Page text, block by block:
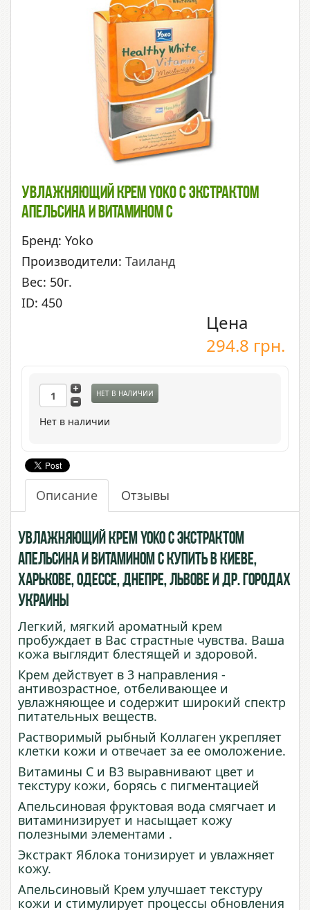
Увлажняющий Крем Yoko С Экстрактом
Апельсина И Витамином С
Бренд: Yoko
Производители: Таиланд
Вес: 50г.
ID: 450
Цена
294.8 грн.
НЕТ В НАЛИЧИИ
Нет в наличии
Описание Отзывы
Увлажняющий крем Yoko с экстрактом
Апельсина и витамином С купить в Киеве,
Харькове, Одессе, Днепре, Львове и др. городах
Украины
Легкий, мягкий ароматный крем
пробуждает в Вас страстные чувства. Ваша
кожа выглядит блестящей и здоровой.
Крем действует в 3 направления -
антивозрастное, отбеливающее и
увлажняющее и содержит широкий спектр
питательных веществ.
Растворимый рыбный Коллаген укрепляет
клетки кожи и отвечает за ее омоложение.
Витамины С и В3 выравнивают цвет и
текстуру кожи, борясь с пигментацией
Апельсиновая фруктовая вода смягчает и
витаминизирует и насыщает кожу
полезными элементами .
Экстракт Яблока тонизирует и увлажняет
кожу.
Апельсиновый Крем улучшает текстуру
кожи и стимулирует процессы обновления